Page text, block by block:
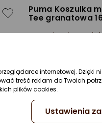
Puma Koszulka
Tee granatowa
Zapytaj społeczności
internetowej. Dzięki
treść reklam do Twoich
plików cookies.
Ustawienia